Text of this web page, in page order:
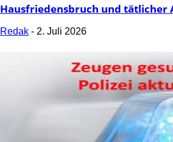
Hausfriedensbruch und tätlicher
Redak - 2. Juli 2026